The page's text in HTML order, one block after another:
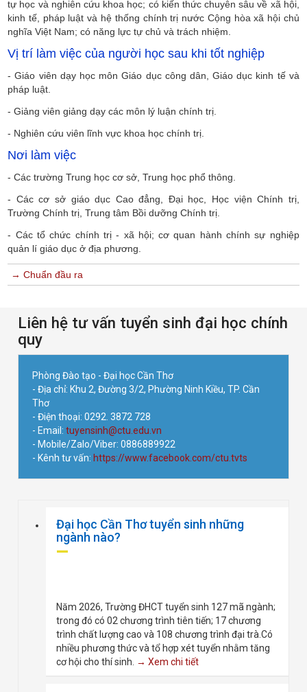
tự học và nghiên cứu khoa học; có kiến thức chuyên sâu về xã hội,
kinh tế, pháp luật và hệ thống chính trị nước Cộng hòa xã hội chủ
nghĩa Việt Nam; có năng lực tự chủ và trách nhiệm.
Vị trí làm việc của người học sau khi tốt nghiệp
- Giáo viên dạy học môn Giáo dục công dân, Giáo dục kinh tế và
pháp luật.
- Giảng viên giảng dạy các môn lý luận chính trị.
- Nghiên cứu viên lĩnh vực khoa học chính trị.
Nơi làm việc
- Các trường Trung học cơ sở, Trung học phổ thông.
- Các cơ sở giáo dục Cao đẳng, Đại học, Học viện Chính trị,
Trường Chính trị, Trung tâm Bồi dưỡng Chính trị.
- Các tổ chức chính trị - xã hội; cơ quan hành chính sự nghiệp
quản lí giáo dục ở địa phương.
→ Chuẩn đầu ra
Liên hệ tư vấn tuyển sinh đại học chính
quy
Phòng Đào tạo - Đại học Cần Thơ
- Địa chỉ: Khu 2, Đường 3/2, Phường Ninh Kiều, TP. Cần
Thơ
- Điện thoại: 0292. 3872 728
- Email:tuyensinh@ctu.edu.vn
- Mobile/Zalo/Viber: 0886889922
- Kênh tư vấn:https://www.facebook.com/ctu.tvts
Đại học Cần Thơ tuyển sinh những
ngành nào?
Năm 2026, Trường ĐHCT tuyển sinh 127 mã ngành;
trong đó có 02 chương trình tiên tiến; 17 chương
trình chất lượng cao và 108 chương trình đại trà.Có
nhiều phương thức và tổ hợp xét tuyển nhằm tăng
cơ hội cho thí sinh. → Xem chi tiết